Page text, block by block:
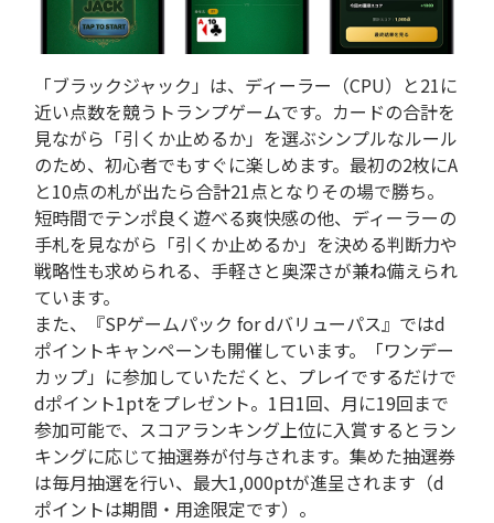
「ブラックジャック」は、ディーラー（CPU）と21に
近い点数を競うトランプゲームです。カードの合計を
見ながら「引くか止めるか」を選ぶシンプルなルール
のため、初心者でもすぐに楽しめます。最初の2枚にA
と10点の札が出たら合計21点となりその場で勝ち。
短時間でテンポ良く遊べる爽快感の他、ディーラーの
手札を見ながら「引くか止めるか」を決める判断力や
戦略性も求められる、手軽さと奥深さが兼ね備えられ
ています。
また、『SPゲームパック for dバリューパス』ではd
ポイントキャンペーンも開催しています。「ワンデー
カップ」に参加していただくと、プレイでするだけで
dポイント1ptをプレゼント。1日1回、月に19回まで
参加可能で、スコアランキング上位に入賞するとラン
キングに応じて抽選券が付与されます。集めた抽選券
は毎月抽選を行い、最大1,000ptが進呈されます（d
ポイントは期間・用途限定です）。